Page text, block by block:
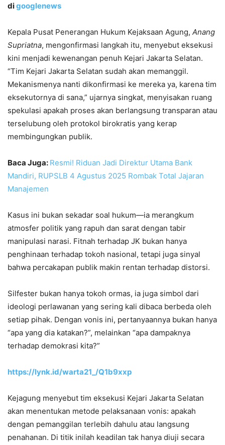
digooglenews
Kepala Pusat Penerangan Hukum Kejaksaan Agung, Anang
Supriatna, mengonfirmasi langkah itu, menyebut eksekusi
kini menjadi kewenangan penuh Kejari Jakarta Selatan.
“Tim Kejari Jakarta Selatan sudah akan memanggil.
Mekanismenya nanti dikonfirmasi ke mereka ya, karena tim
eksekutornya di sana,” ujarnya singkat, menyisakan ruang
spekulasi apakah proses akan berlangsung transparan atau
terselubung oleh protokol birokratis yang kerap
membingungkan publik.
Baca Juga: Resmi! Riduan Jadi Direktur Utama Bank
Mandiri, RUPSLB 4 Agustus 2025 Rombak Total Jajaran
Manajemen
Kasus ini bukan sekadar soal hukum—ia merangkum
atmosfer politik yang rapuh dan sarat dengan tabir
manipulasi narasi. Fitnah terhadap JK bukan hanya
penghinaan terhadap tokoh nasional, tetapi juga sinyal
bahwa percakapan publik makin rentan terhadap distorsi.
Silfester bukan hanya tokoh ormas, ia juga simbol dari
ideologi perlawanan yang sering kali dibaca berbeda oleh
setiap pihak. Dengan vonis ini, pertanyaannya bukan hanya
“apa yang dia katakan?”, melainkan “apa dampaknya
terhadap demokrasi kita?”
https://lynk.id/warta21_/Q1b9xxp
Kejagung menyebut tim eksekusi Kejari Jakarta Selatan
akan menentukan metode pelaksanaan vonis: apakah
dengan pemanggilan terlebih dahulu atau langsung
penahanan. Di titik inilah keadilan tak hanya diuji secara